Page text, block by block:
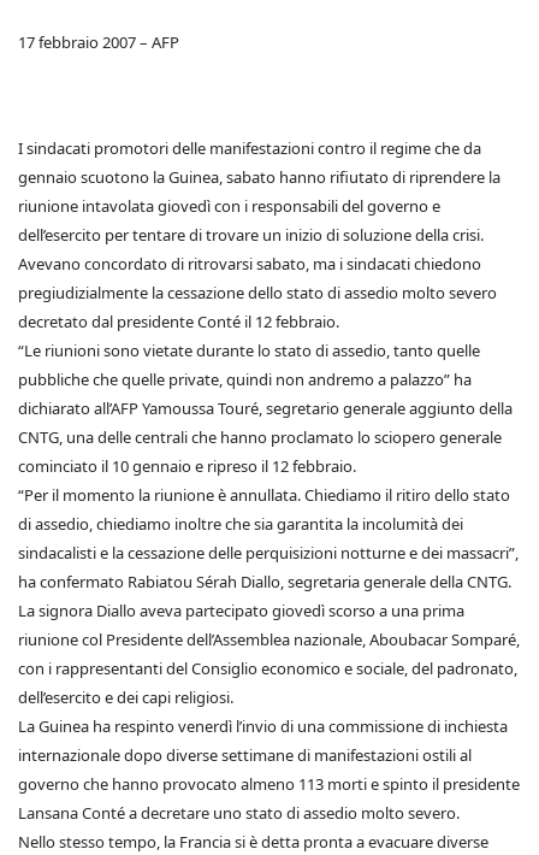
17 febbraio 2007 – AFP
I sindacati promotori delle manifestazioni contro il regime che da
gennaio scuotono la Guinea, sabato hanno rifiutato di riprendere la
riunione intavolata giovedì con i responsabili del governo e
dell’esercito per tentare di trovare un inizio di soluzione della crisi.
Avevano concordato di ritrovarsi sabato, ma i sindacati chiedono
pregiudizialmente la cessazione dello stato di assedio molto severo
decretato dal presidente Conté il 12 febbraio.
“Le riunioni sono vietate durante lo stato di assedio, tanto quelle
pubbliche che quelle private, quindi non andremo a palazzo” ha
dichiarato all’AFP Yamoussa Touré, segretario generale aggiunto della
CNTG, una delle centrali che hanno proclamato lo sciopero generale
cominciato il 10 gennaio e ripreso il 12 febbraio.
“Per il momento la riunione è annullata. Chiediamo il ritiro dello stato
di assedio, chiediamo inoltre che sia garantita la incolumità dei
sindacalisti e la cessazione delle perquisizioni notturne e dei massacri”,
ha confermato Rabiatou Sérah Diallo, segretaria generale della CNTG.
La signora Diallo aveva partecipato giovedì scorso a una prima
riunione col Presidente dell’Assemblea nazionale, Aboubacar Somparé,
con i rappresentanti del Consiglio economico e sociale, del padronato,
dell’esercito e dei capi religiosi.
La Guinea ha respinto venerdì l’invio di una commissione di inchiesta
internazionale dopo diverse settimane di manifestazioni ostili al
governo che hanno provocato almeno 113 morti e spinto il presidente
Lansana Conté a decretare uno stato di assedio molto severo.
Nello stesso tempo, la Francia si è detta pronta a evacuare diverse